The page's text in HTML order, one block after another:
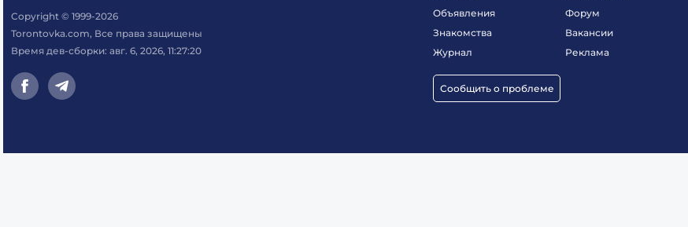
Copyright © 1999-2026
Torontovka.com, Все права защищены
Время дев-сборки: авг. 6, 2026, 11:27:20
Объявления
Знакомства
Журнал
Сообщить о проблеме
Форум
Вакансии
Реклама